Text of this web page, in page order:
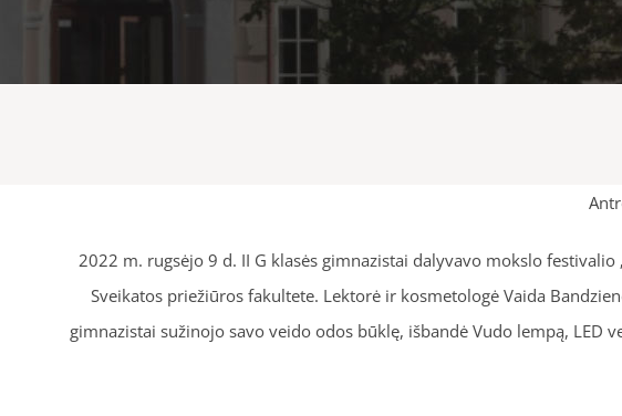
2022 m. rugsėjo 9 d. II G klasės gimnazistai dalyvavo mokslo
Sveikatos priežiūros fakultete. Lektorė ir kosmetologė Vaida
gimnazistai sužinojo savo veido odos būklę, išbandė Vudo lempą,